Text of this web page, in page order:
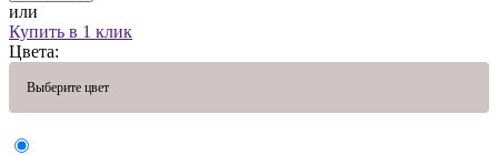
или
Купить в 1 клик
Цвета:
Выберите цвет